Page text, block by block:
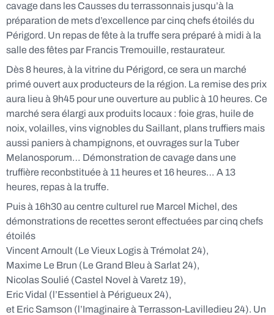
cavage dans les Causses du terrassonnais jusqu’à la
préparation de mets d’excellence par cinq chefs étoilés du
Périgord. Un repas de fête à la truffe sera préparé à midi à la
salle des fêtes par Francis Tremouille, restaurateur.
Dès 8 heures, à la vitrine du Périgord, ce sera un marché
primé ouvert aux producteurs de la région. La remise des prix
aura lieu à 9h45 pour une ouverture au public à 10 heures. Ce
marché sera élargi aux produits locaux : foie gras, huile de
noix, volailles, vins vignobles du Saillant, plans truffiers mais
aussi paniers à champignons, et ouvrages sur la Tuber
Melanosporum… Démonstration de cavage dans une
truffière reconbstituée à 11 heures et 16 heures… A 13
heures, repas à la truffe.
Puis à 16h30 au centre culturel rue Marcel Michel, des
démonstrations de recettes seront effectuées par cinq chefs
étoilés
Vincent Arnoult (Le Vieux Logis à Trémolat 24),
Maxime Le Brun (Le Grand Bleu à Sarlat 24),
Nicolas Soulié (Castel Novel à Varetz 19),
Eric Vidal (l’Essentiel à Périgueux 24),
et Eric Samson (l’Imaginaire à Terrasson-Lavilledieu 24). Un